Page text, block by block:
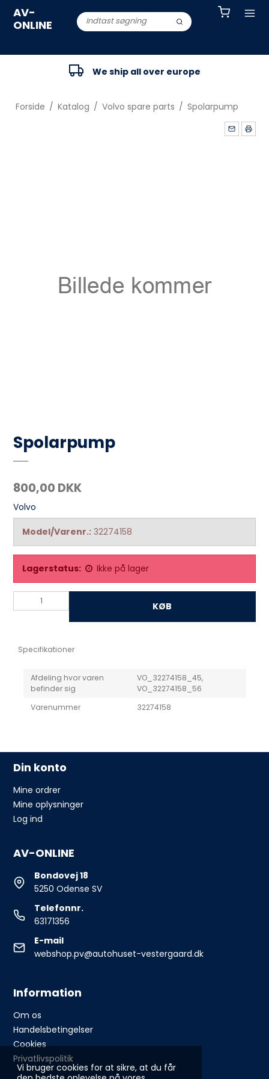
Vi bruger cookies for at sikre, at du får
AV-
ONLINE
We ship all over europe
Forside / Katalog / Volvo spare parts / Spolarpump
Spolarpump
800,00 DKK
Volvo
Model/Varenr.: 32274158
Lagerstatus: Ikke på lager
KØB
Specifikationer
Afdeling hvor varen
befinder sig
VO_32274158_45,
VO_32274158_56
Varenummer
32274158
Din konto
Mine ordrer
Mine oplysninger
Log ind
AV-ONLINE
Bondovej 18
5250 Odense SV
Telefonnr.
63171356
E-mail
webshop.pv@autohuset-vestergaard.dk
Information
Om os
Handelsbetingelser
Cookies
Privatlivspolitik